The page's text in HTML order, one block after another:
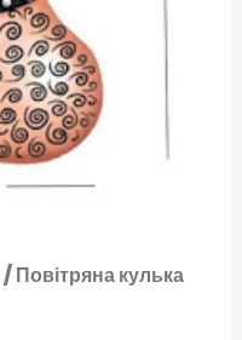
/ Повітряна кулька